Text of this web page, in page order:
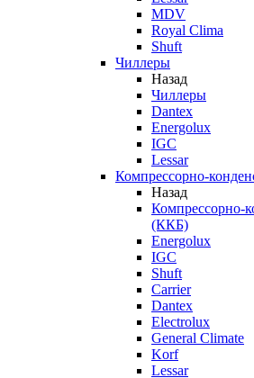
MDV
Royal Clima
Shuft
Чиллеры
Назад
Чиллеры
Dantex
Energolux
IGC
Lessar
Компрессорно-
Назад
Компрессорно-
(ККБ)
Energolux
IGC
Shuft
Carrier
Dantex
Electrolux
General Climate
Korf
Lessar